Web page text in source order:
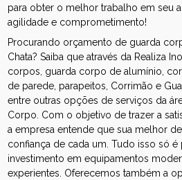
para obter o melhor trabalho em seu
agilidade e comprometimento!
Procurando orçamento de guarda
Chata? Saiba que através da Realiza
corpos, guarda corpo de alumínio,
de parede, parapeitos, Corrimão e
entre outras opções de serviços da
Corpo. Com o objetivo de trazer a
a empresa entende que sua melhor
confiança de cada um. Tudo isso só é
investimento em equipamentos
experientes. Oferecemos também a